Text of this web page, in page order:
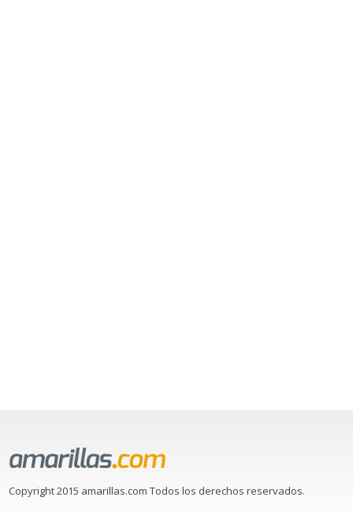
Copyright 2015 amarillas.com Todos los derechos reservados.